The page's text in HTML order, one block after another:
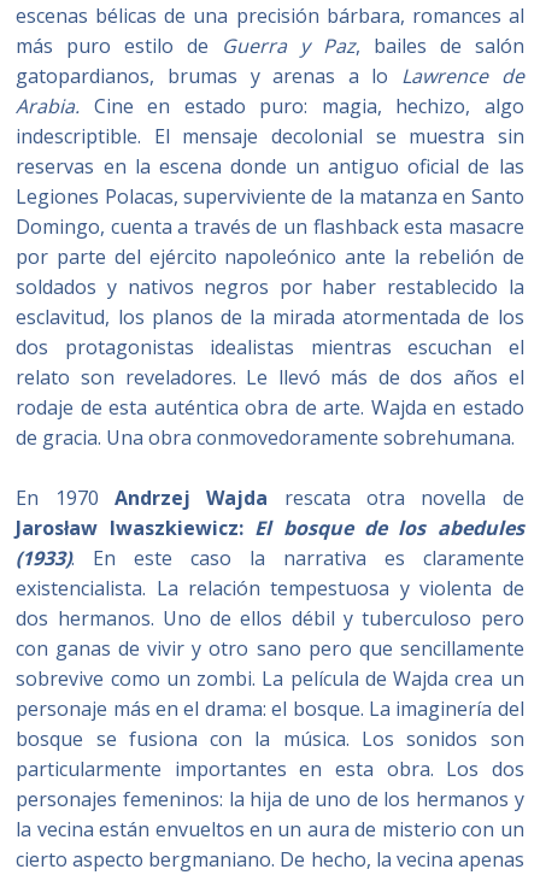
escenas bélicas de una precisión bárbara, romances al
más puro estilo de Guerra y Paz, bailes de salón
gatopardianos, brumas y arenas a lo Lawrence de
Arabia. Cine en estado puro: magia, hechizo, algo
indescriptible. El mensaje decolonial se muestra sin
reservas en la escena donde un antiguo oficial de las
Legiones Polacas, superviviente de la matanza en Santo
Domingo, cuenta a través de un flashback esta masacre
por parte del ejército napoleónico ante la rebelión de
soldados y nativos negros por haber restablecido la
esclavitud, los planos de la mirada atormentada de los
dos protagonistas idealistas mientras escuchan el
relato son reveladores. Le llevó más de dos años el
rodaje de esta auténtica obra de arte. Wajda en estado
de gracia. Una obra conmovedoramente sobrehumana.
En 1970Andrzej Wajda rescata otra novella de
Jarosław Iwaszkiewicz: El bosque de los abedules
(1933). En este caso la narrativa es claramente
existencialista. La relación tempestuosa y violenta de
dos hermanos. Uno de ellos débil y tuberculoso pero
con ganas de vivir y otro sano pero que sencillamente
sobrevive como un zombi. La película de Wajda crea un
personaje más en el drama: el bosque. La imaginería del
bosque se fusiona con la música. Los sonidos son
particularmente importantes en esta obra. Los dos
personajes femeninos: la hija de uno de los hermanos y
la vecina están envueltos en un aura de misterio con un
cierto aspecto bergmaniano. De hecho, la vecina apenas